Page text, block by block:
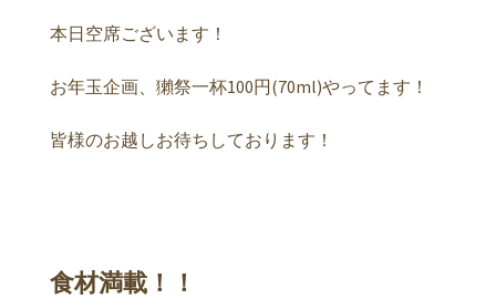
本日空席ございます！
お年玉企画、獺祭一杯100円(70ml)やってます！
皆様のお越しお待ちしております！
食材満載！！